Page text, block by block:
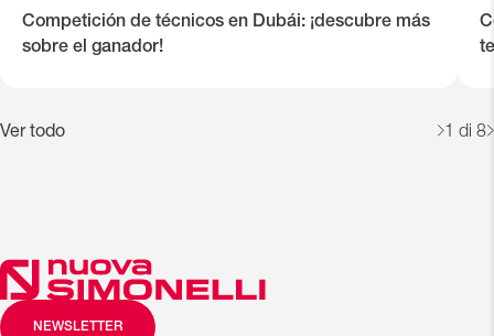
Ver todo 1 di 8
Competición de técnicos en Dubái: ¡descubre más
sobre el ganador!
NEWSLETTER